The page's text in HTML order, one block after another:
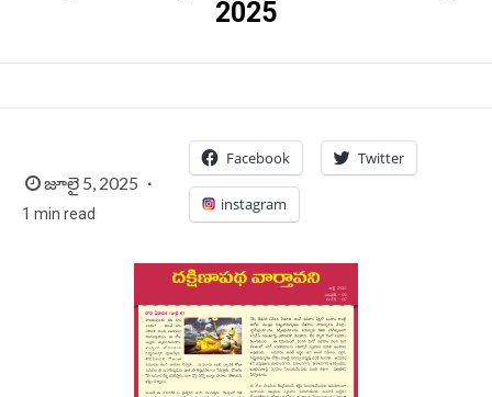
2025
జూలై 5, 2025
1 min read
Facebook Twitter
instagram